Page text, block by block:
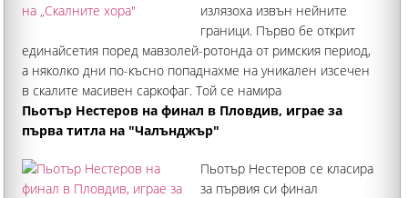
излязоха извън нейните
граници. Първо бе открит
единайсетия поред мавзолей-ротонда от римския период,
а няколко дни по-късно попаднахме на уникален изсечен
в скалите масивен саркофаг. Той се намира
непосредствено до известна отпреди скална гробница
Пьотър Нестеров на финал в Пловдив, играе за
първа титла на "Чалънджър"
Пьотър Нестеров се класира
за първия си финал